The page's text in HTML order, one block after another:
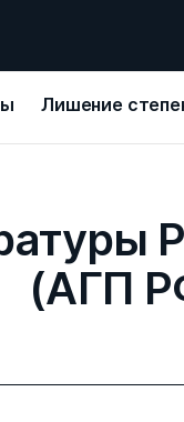
Лишение
(АГП